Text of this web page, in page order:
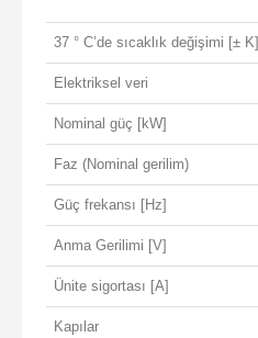
37 ° C’de sıcaklık değişimi [± K]
Elektriksel veri
Nominal güç [kW]
Faz (Nominal gerilim)
Güç frekansı [Hz]
Anma Gerilimi [V]
Ünite sigortası [A]
Kapılar